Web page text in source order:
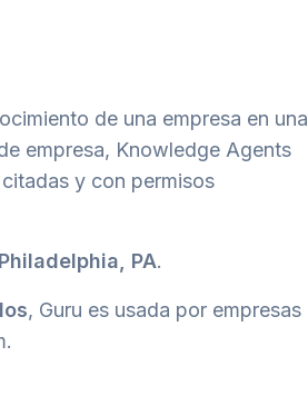
de una empresa en una
empresa, Knowledge Agents
y con permisos
Philadelphia, PA.
, Guru es usada por empresas